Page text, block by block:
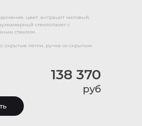
цвет: антрацит матовый,
стеклопакет с
стеклом.
скрытые петли, ручка со скрытым
руб
138 370